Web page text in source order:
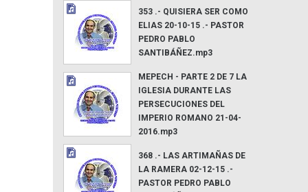
353 .- QUISIERA SER COMO
ELIAS 20-10-15 .- PASTOR
PEDRO PABLO
SANTIBÁÑEZ.mp3
MEPECH - PARTE 2 DE 7 LA
IGLESIA DURANTE LAS
PERSECUCIONES DEL
IMPERIO ROMANO 21-04-
2016.mp3
368 .- LAS ARTIMAÑAS DE
LA RAMERA 02-12-15 .-
PASTOR PEDRO PABLO